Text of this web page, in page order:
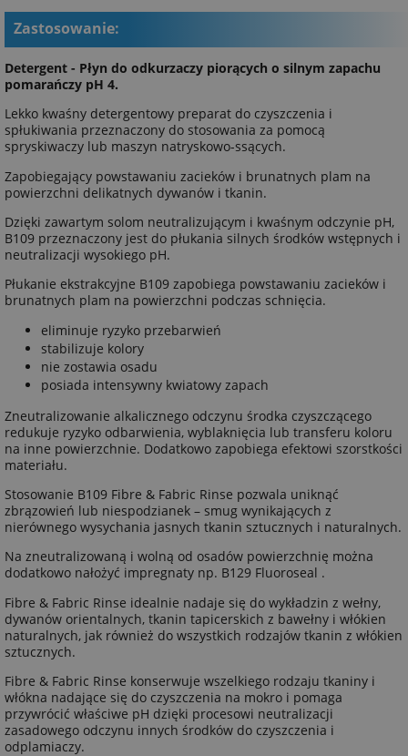
Zastosowanie:
Detergent - Płyn do odkurzaczy piorących o silnym zapachu
pomarańczy pH 4.
Lekko kwaśny detergentowy preparat do czyszczenia i
spłukiwania przeznaczony do stosowania za pomocą
spryskiwaczy lub maszyn natryskowo-ssących.
Zapobiegający powstawaniu zacieków i brunatnych plam na
powierzchni delikatnych dywanów i tkanin.
Dzięki zawartym solom neutralizującym i kwaśnym odczynie pH,
B109 przeznaczony jest do płukania silnych środków wstępnych i
neutralizacji wysokiego pH.
Płukanie ekstrakcyjne B109 zapobiega powstawaniu zacieków i
brunatnych plam na powierzchni podczas schnięcia.
eliminuje ryzyko przebarwień
stabilizuje kolory
nie zostawia osadu
posiada intensywny kwiatowy zapach
Zneutralizowanie alkalicznego odczynu środka czyszczącego
redukuje ryzyko odbarwienia, wyblaknięcia lub transferu koloru
na inne powierzchnie. Dodatkowo zapobiega efektowi szorstkości
materiału.
Stosowanie B109 Fibre & Fabric Rinse pozwala uniknąć
zbrązowień lub niespodzianek – smug wynikających z
nierównego wysychania jasnych tkanin sztucznych i naturalnych.
Na zneutralizowaną i wolną od osadów powierzchnię można
dodatkowo nałożyć impregnaty np. B129 Fluoroseal .
Fibre & Fabric Rinse idealnie nadaje się do wykładzin z wełny,
dywanów orientalnych, tkanin tapicerskich z bawełny i włókien
naturalnych, jak również do wszystkich rodzajów tkanin z włókien
sztucznych.
Fibre & Fabric Rinse konserwuje wszelkiego rodzaju tkaniny i
włókna nadające się do czyszczenia na mokro i pomaga
przywrócić właściwe pH dzięki procesowi neutralizacji
zasadowego odczynu innych środków do czyszczenia i
odplamiaczy.